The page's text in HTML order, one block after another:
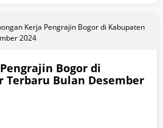
Kerja Pengrajin Bogor di Kabupaten
2024
Bogor di
Terbaru Bulan Desember